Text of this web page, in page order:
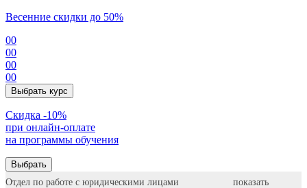
Весенние скидки до 50%
00
00
00
00
Выбрать курс
Cкидка -10%
при онлайн-оплате
на программы обучения
Выбрать
Отдел по работе с юридическими лицами